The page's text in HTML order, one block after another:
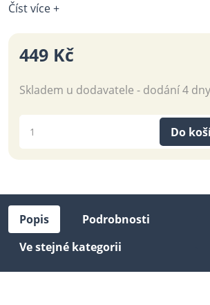
Číst více +
449 Kč
Skladem u dodavatele - dodání 4 dny
Do
Popis
Podrobnosti
Ve stejné kategorii